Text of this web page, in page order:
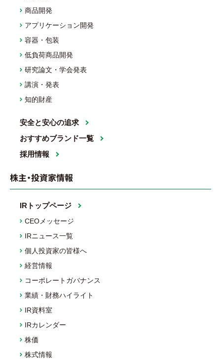
商品開発
アプリケーション開発
容器・包装
低負荷商品開発
研究論文・学会発表
講演・発表
知的財産
安全と安心の追求
おすすめブランド一覧
採用情報
株主・投資家情報
IRトップページ
CEOメッセージ
IRニュース一覧
個人投資家の皆様へ
経営情報
コーポレートガバナンス
業績・財務ハイライト
IR資料室
IRカレンダー
株価
株式情報